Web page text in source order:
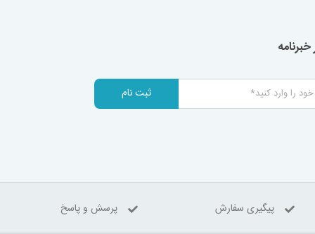
ثبت نام
پیگیری سفارش پرسش و پاسخ